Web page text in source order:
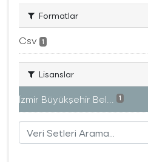
Formatlar
Csv 1
Lisanslar
İzmir Büyükşehir Bel... 1